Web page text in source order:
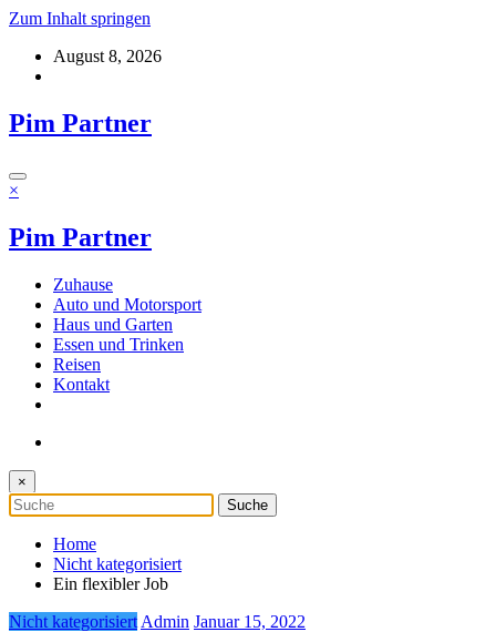
Zum Inhalt springen
August 8, 2026
Pim Partner
×
Pim Partner
Zuhause
Auto und Motorsport
Haus und Garten
Essen und Trinken
Reisen
Kontakt
×
Home
Nicht kategorisiert
Ein flexibler Job
Nicht kategorisiert Admin Januar 15, 2022